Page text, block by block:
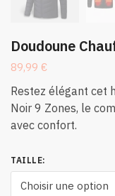
Doudoune
89,99 €
Restez élégant cet
Noir 9 Zones, le
avec confort.
TAILLE: